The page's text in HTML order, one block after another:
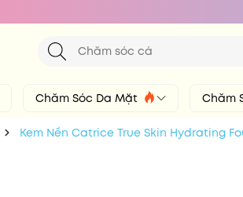
Chăm Sóc Da Mặt Chăm
Kem Nền Catrice True Skin Hydrating